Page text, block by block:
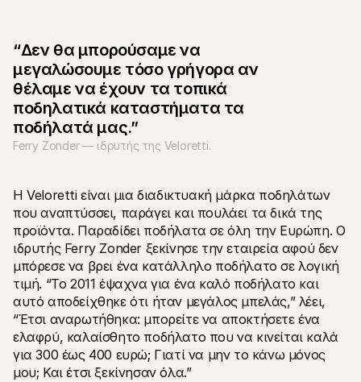
Τεχνικοί πόροι
Πύλη προγραμματιστών
Ανακαλύψτε πόρους και ενημερώσεις για
προγραμματιστές
Βιβλιοθήκες
Σχετικά με την Mollie
Τιμολόγηση
Δείτε τις τιμές μας
Σχετικά με εμάς
Μάθετε περισσότερα για την
ιστορία και τις αξίες μας
Νέα
Διαβάστε τα τελευταία νέα της
Mollie
Καριέρες
Ελάτε να δουλέψετε μαζί μας -
προσλαμβάνουμε!
Επικοινωνία
Για τους αγοραστές
“Δεν θα μπορούσαμε να
μεγαλώσουμε τόσο γρήγορα αν
θέλαμε να έχουν τα τοπικά
ποδηλατικά καταστήματα τα
ποδήλατά μας.”
Ferry Zonder — ιδρυτής της Veloretti.
Η Veloretti είναι μια διαδικτυακή μάρκα ποδηλάτων
που αναπτύσσει, παράγει και πουλάει τα δικά της
προϊόντα. Παραδίδει ποδήλατα σε όλη την Ευρώπη. Ο
ιδρυτής Ferry Zonder ξεκίνησε την εταιρεία αφού δεν
μπόρεσε να βρει ένα κατάλληλο ποδήλατο σε λογική
τιμή. “Το 2011 έψαχνα για ένα καλό ποδήλατο και
αυτό αποδείχθηκε ότι ήταν μεγάλος μπελάς,” λέει,
“Έτσι αναρωτήθηκα: μπορείτε να αποκτήσετε ένα
ελαφρύ, καλαίσθητο ποδήλατο που να κινείται καλά
για 300 έως 400 ευρώ; Γιατί να μην το κάνω μόνος
μου; Και έτσι ξεκίνησαν όλα.”